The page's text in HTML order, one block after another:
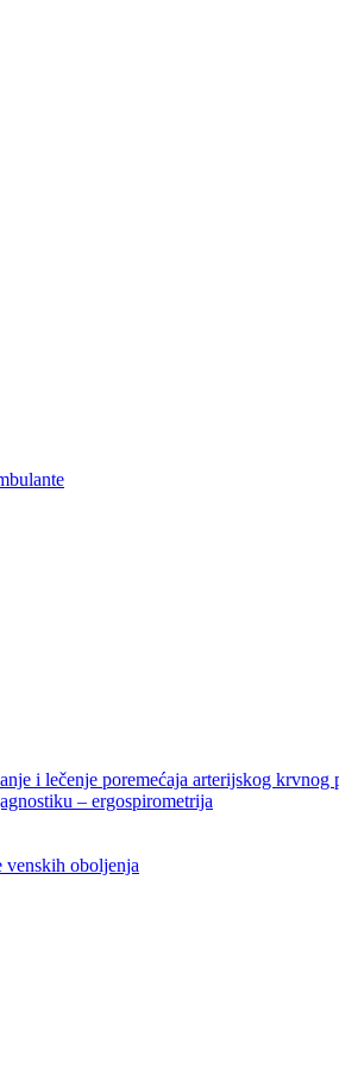
i lečenje poremećaja arterijskog krvnog
– ergospirometrija
oboljenja